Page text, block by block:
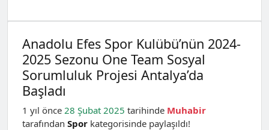
Anadolu Efes Spor Kulübü’nün 2024-
2025 Sezonu One Team Sosyal
Sorumluluk Projesi Antalya’da
Başladı
1 yıl önce 28 Şubat 2025 tarihinde Muhabir
tarafından Spor kategorisinde paylaşıldı!